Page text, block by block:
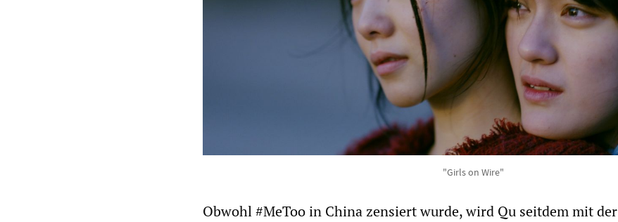
"Girls on Wire"
Obwohl #MeToo in China zensiert wurde, wird Qu seitdem mit der